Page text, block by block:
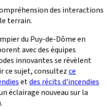
des interactions
terrain.
du Puy-de-Dôme en
avec des équipes
innovantes se révèlent
ce sujet, consultezce
etdes récits d'incendies
éclairage nouveau sur la